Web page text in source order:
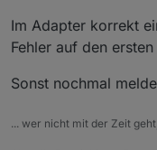
Im Adapter korrekt
Fehler auf den
Sonst nochmal
... wer nicht mit der Zeit